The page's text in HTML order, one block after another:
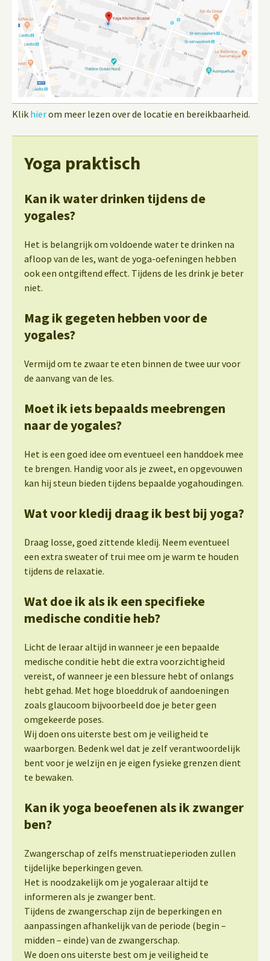
Klik hierom meer lezen over de locatie en bereikbaarheid.
Yoga praktisch
Kan ik water drinken tijdens de
yogales?
Het is belangrijk om voldoende water te drinken na
afloop van de les, want de yoga-oefeningen hebben
ook een ontgiftend effect. Tijdens de les drink je beter
niet.
Mag ik gegeten hebben voor de
yogales?
Vermijd om te zwaar te eten binnen de twee uur voor
de aanvang van de les.
Moet ik iets bepaalds meebrengen
naar de yogales?
Het is een goed idee om eventueel een handdoek mee
te brengen. Handig voor als je zweet, en opgevouwen
kan hij steun bieden tijdens bepaalde yogahoudingen.
Wat voor kledij draag ik best bij yoga?
Draag losse, goed zittende kledij. Neem eventueel
een extra sweater of trui mee om je warm te houden
tijdens de relaxatie.
Wat doe ik als ik een specifieke
medische conditie heb?
Licht de leraar altijd in wanneer je een bepaalde
medische conditie hebt die extra voorzichtigheid
vereist, of wanneer je een blessure hebt of onlangs
hebt gehad. Met hoge bloeddruk of aandoeningen
zoals glaucoom bijvoorbeeld doe je beter geen
omgekeerde poses.
Wij doen ons uiterste best om je veiligheid te
waarborgen. Bedenk wel dat je zelf verantwoordelijk
bent voor je welzijn en je eigen fysieke grenzen dient
te bewaken.
Kan ik yoga beoefenen als ik zwanger
ben?
Zwangerschap of zelfs menstruatieperioden zullen
tijdelijke beperkingen geven.
Het is noodzakelijk om je yogaleraar altijd te
informeren als je zwanger bent.
Tijdens de zwangerschap zijn de beperkingen en
aanpassingen afhankelijk van de periode (begin –
midden – einde) van de zwangerschap.
We doen ons uiterste best om je veiligheid te